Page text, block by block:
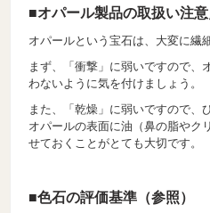
■オパール製品の取扱い注意
オパールという宝石は、大変に繊
まず、「衝撃」に弱いですので、
わないように気を付けましょう。
また、「乾燥」に弱いですので、
オパールの表面に油（鼻の脂やク
せておくことがとても大切です。
■色石の評価基準（参照）